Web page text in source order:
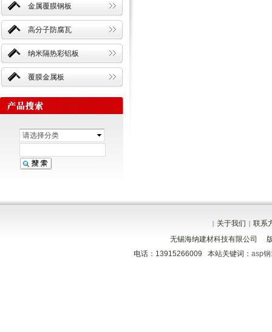
金属覆膜钢板
高分子防腐瓦
纳米隔热彩铝板
覆膜金属板
请选择分类
| 关于我们 | 联系
无锡海纳建材科技有限公司
电话：13915266009 本站关键词： asp